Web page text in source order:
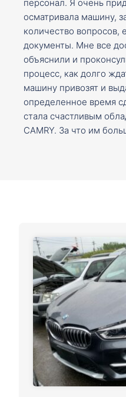
персонал. Я очень
осматривала машину,
количество
документы. Мне все
объяснили и
процесс, как долго
машину привозят и
определенное время
стала счастливым
CAMRY. За что им